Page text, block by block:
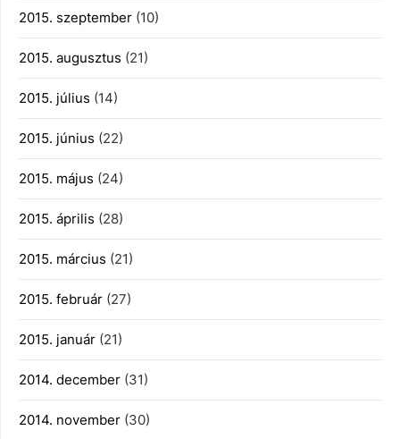
2015. szeptember (10)
2015. augusztus (21)
2015. július (14)
2015. június (22)
2015. május (24)
2015. április (28)
2015. március (21)
2015. február (27)
2015. január (21)
2014. december (31)
2014. november (30)